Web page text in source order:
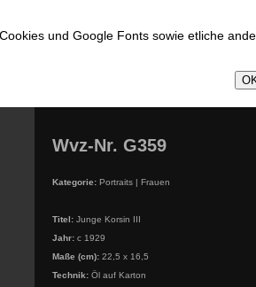
und Google Fonts sowie etliche
Wvz-Nr. G359
Kategorie: Portraits | Frauen
Titel: Junge Korsin III
Jahr: c 1929
Maße (cm): 22,5 x 16,5
Technik: Öl auf Karton